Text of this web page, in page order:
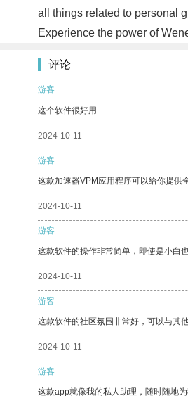
all things related to personal
Experience the power of
评论
游客
这个软件很好用
2024-10-11
游客
这款加速器VPM应用程序可以给你提供
2024-10-11
游客
这款软件的操作非常简单，即使是小白
2024-10-11
游客
这款软件的社区氛围非常好，可以与其
2024-10-11
游客
这款app就像我的私人助理，随时随地